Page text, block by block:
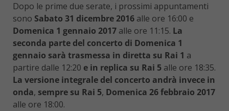
Dopo le prime due serate, i prossimi appuntamenti
sono Sabato 31 dicembre 2016 alle ore 16:00 e
Domenica 1 gennaio 2017 alle ore 11:15. La
seconda parte del concerto di Domenica 1
gennaio sarà trasmessa in diretta su Rai 1 a
partire dalle 12:20 e in replica su Rai 5 alle ore 18:35.
La versione integrale del concerto andrà invece in
onda, sempre su Rai 5, Domenica 26 febbraio 2017
alle ore 18:00.